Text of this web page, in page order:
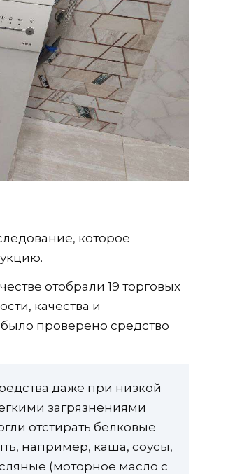
которое
отобрали 19 торговых
качества и
проверено средство
даже при низкой
загрязнениями
отстирать белковые
например, каша, соусы,
(моторное масло с